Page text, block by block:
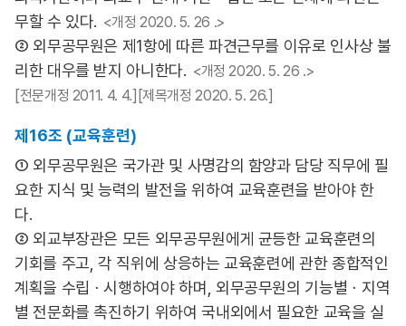
무할 수 있다. <개정 2020. 5. 26 .>
② 외무공무원은 제1항에 따른 파견근무를 이유로 인사상 불
리한 대우를 받지 아니한다. <개정 2020. 5. 26 .>
[전문개정 2011. 4. 4.][제목개정 2020. 5. 26.]
제16조 (교육훈련)
① 외무공무원은 국가관 및 사명감의 함양과 담당 직무에 필
요한 지식 및 능력의 발전을 위하여 교육훈련을 받아야 한
다.
② 외교부장관은 모든 외무공무원에게 균등한 교육훈련의
기회를 주고, 각 직위에 상응하는 교육훈련에 관한 종합적인
계획을 수립ㆍ시행하여야 하며, 외무공무원의 기능별ㆍ지역
별 전문화를 촉진하기 위하여 국내외에서 필요한 교육을 실